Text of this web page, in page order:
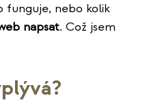
funguje, nebo kolik
napsat. Což jsem